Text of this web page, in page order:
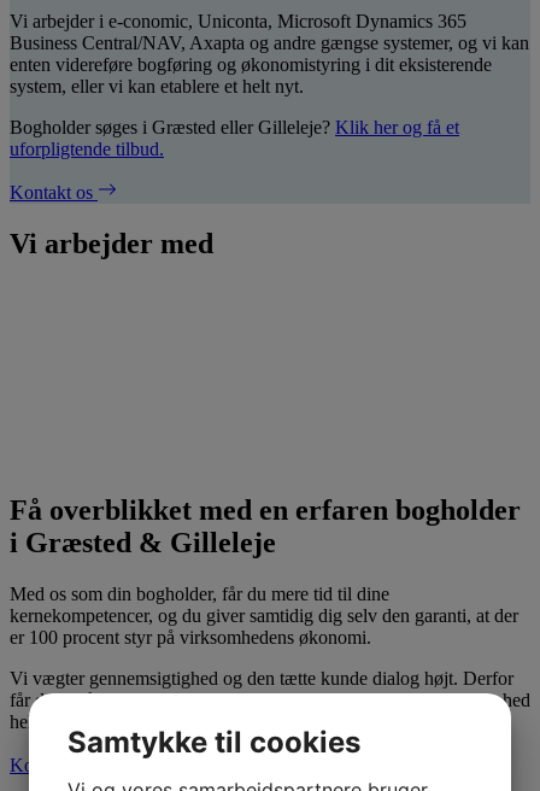
Vi arbejder i e-conomic, Uniconta, Microsoft Dynamics 365
Business Central/NAV, Axapta og andre gængse systemer, og vi kan
enten videreføre bogføring og økonomistyring i dit eksisterende
system, eller vi kan etablere et helt nyt.
Bogholder søges i Græsted eller Gilleleje? Klik her og få et
uforpligtende tilbud.
Kontakt os
Vi arbejder med
Få overblikket med en erfaren bogholder
i Græsted & Gilleleje
Med os som din bogholder, får du mere tid til dine
kernekompetencer, og du giver samtidig dig selv den garanti, at der
er 100 procent styr på virksomhedens økonomi.
Vi vægter gennemsigtighed og den tætte kunde dialog højt. Derfor
får du også tilknyttet en fast medarbejder, der kender din virksomhed
hele vejen rundt.
Kontakt os
Samtykke til cookies